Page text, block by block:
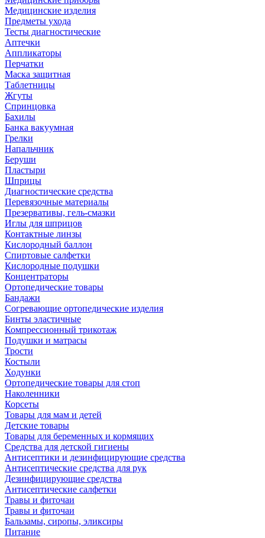
Медицинские изделия
Предметы ухода
Тесты диагностические
Аптечки
Аппликаторы
Перчатки
Маска защитная
Таблетницы
Жгуты
Спринцовка
Бахилы
Банка вакуумная
Грелки
Напальчник
Беруши
Пластыри
Шприцы
Диагностические средства
Перевязочные материалы
Презервативы, гель-смазки
Иглы для шприцов
Контактные линзы
Кислородный баллон
Спиртовые салфетки
Кислородные подушки
Концентраторы
Ортопедические товары
Бандажи
Согревающие ортопедические изделия
Бинты эластичные
Компрессионный трикотаж
Подушки и матрасы
Трости
Костыли
Ходунки
Ортопедические товары для стоп
Наколенники
Корсеты
Товары для мам и детей
Детские товары
Товары для беременных и кормящих
Средства для детской гигиены
Антисептики и дезинфицирующие средства
Антисептические средства для рук
Дезинфицирующие средства
Антисептические салфетки
Травы и фиточаи
Травы и фиточаи
Бальзамы, сиропы, эликсиры
Питание